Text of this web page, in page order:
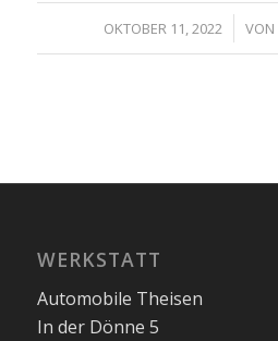
OKTOBER 11, 2022
/ VON
WERKSTATT
Automobile Theisen
In der Dönne 5